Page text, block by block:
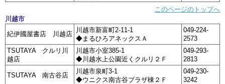
このページのトップへ
川越市
紀伊國屋書店 川越店
川越市新富町2-11-1
◆まるひろアネックスＡ
049-224-
2573
TSUTAYA クルリ川
越店
川越市小室385-1
◆川越水上公園近くクルリ２Ｆ
049-293-
2813
TSUTAYA 南古谷店
川越市泉町3-1
◆ウニクス南古谷プラザ棟２Ｆ
049-230-
3242